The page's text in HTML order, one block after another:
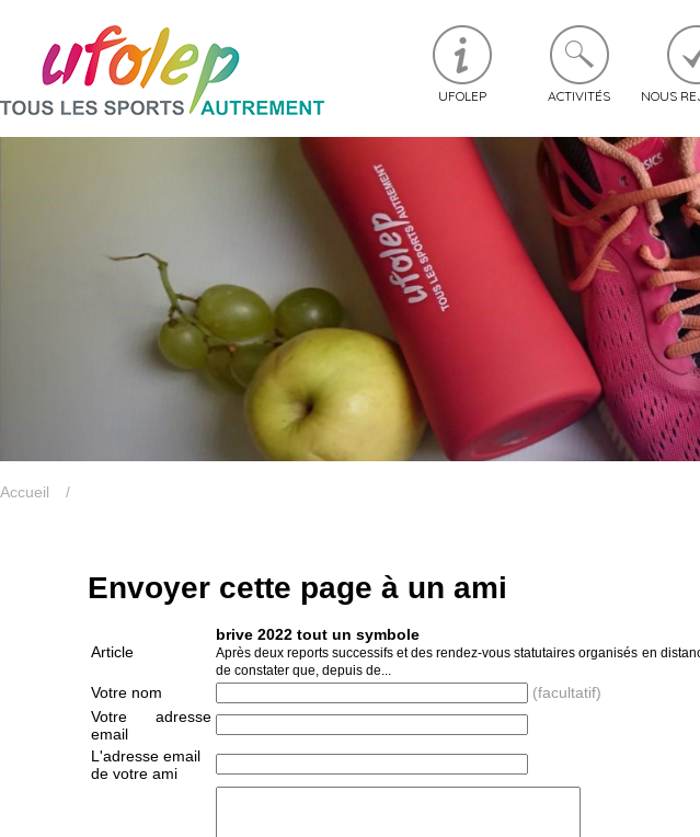
UFOLEP ACTIVITÉS NOUS
Accueil /
Envoyer cette page à un ami
Article
brive 2022 tout un symbole
Après deux reports successifs et des rendez-vous statutaires organisés en
de constater que, depuis de...
Votre nom
(facultatif)
Votre adresse
email
L'adresse email
de votre ami